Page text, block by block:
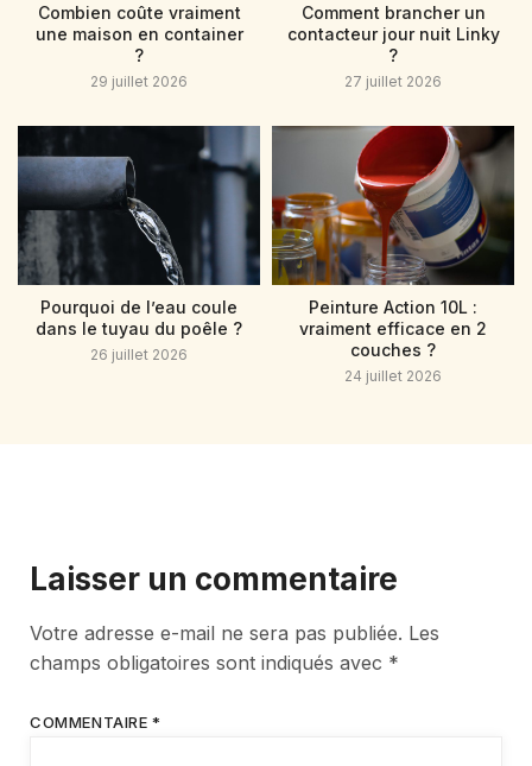
Combien coûte vraiment
une maison en container
?
29 juillet 2026
Comment brancher un
contacteur jour nuit Linky
?
27 juillet 2026
Pourquoi de l’eau coule
dans le tuyau du poêle ?
26 juillet 2026
Peinture Action 10L :
vraiment efficace en 2
couches ?
24 juillet 2026
Laisser un commentaire
Votre adresse e-mail ne sera pas publiée. Les
champs obligatoires sont indiqués avec *
COMMENTAIRE*